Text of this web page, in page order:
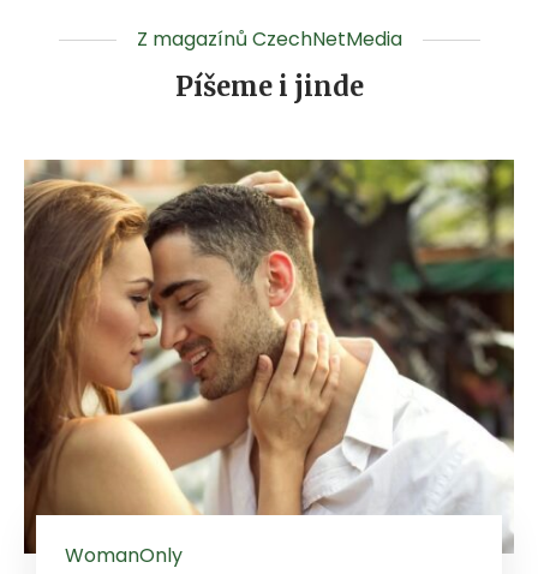
Z magazínů CzechNetMedia
Píšeme i jinde
WomanOnly